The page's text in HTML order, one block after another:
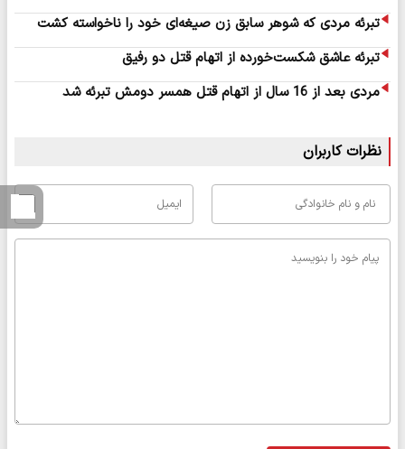
تبرئه مردی که شوهر سابق زن صیغه‌ای خود را ناخواسته کشت
تبرئه عاشق شکست‌خورده از اتهام قتل دو رفیق
مردی بعد از 16 سال از اتهام قتل همسر دومش تبرئه شد
نظرات کاربران